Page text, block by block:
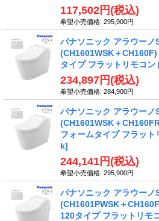
117,502円 (税込)
希望小売価格: 295,900円
パナソニック アラウーノ
(CH1601WSK＋
タイプ フラットリモコン
234,897円 (税込)
希望小売価格: 284,900円
パナソニック アラウー
(CH1601WSK＋
フォームタイプ フラット
k]
244,141円 (税込)
希望小売価格: 295,900円
パナソニック アラウーノ
(CH1601PWSK＋
120タイプ フラットリモ